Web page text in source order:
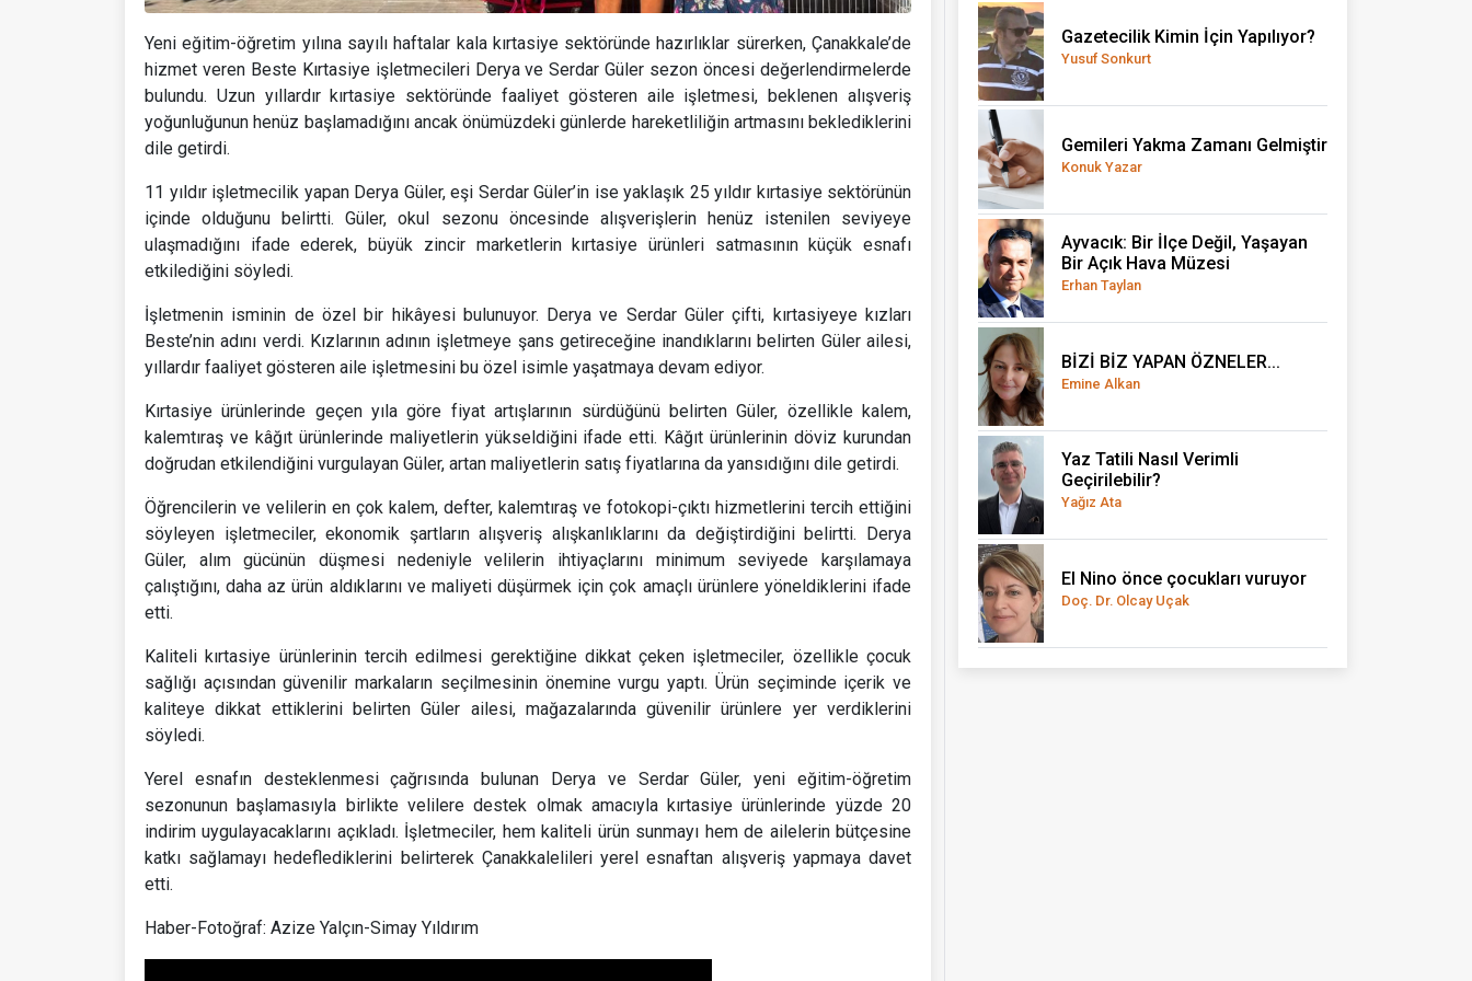
Yeni eğitim-öğretim yılına sayılı haftalar kala kırtasiye sektöründe hazırlıklar sürerken, Çanakkale’de
hizmet veren Beste Kırtasiye işletmecileri Derya ve Serdar Güler sezon öncesi değerlendirmelerde
bulundu. Uzun yıllardır kırtasiye sektöründe faaliyet gösteren aile işletmesi, beklenen alışveriş
yoğunluğunun henüz başlamadığını ancak önümüzdeki günlerde hareketliliğin artmasını beklediklerini
dile getirdi.
11 yıldır işletmecilik yapan Derya Güler, eşi Serdar Güler’in ise yaklaşık 25 yıldır kırtasiye sektörünün
içinde olduğunu belirtti. Güler, okul sezonu öncesinde alışverişlerin henüz istenilen seviyeye
ulaşmadığını ifade ederek, büyük zincir marketlerin kırtasiye ürünleri satmasının küçük esnafı
etkilediğini söyledi.
İşletmenin isminin de özel bir hikâyesi bulunuyor. Derya ve Serdar Güler çifti, kırtasiyeye kızları
Beste’nin adını verdi. Kızlarının adının işletmeye şans getireceğine inandıklarını belirten Güler ailesi,
yıllardır faaliyet gösteren aile işletmesini bu özel isimle yaşatmaya devam ediyor.
Kırtasiye ürünlerinde geçen yıla göre fiyat artışlarının sürdüğünü belirten Güler, özellikle kalem,
kalemtıraş ve kâğıt ürünlerinde maliyetlerin yükseldiğini ifade etti. Kâğıt ürünlerinin döviz kurundan
doğrudan etkilendiğini vurgulayan Güler, artan maliyetlerin satış fiyatlarına da yansıdığını dile getirdi.
Öğrencilerin ve velilerin en çok kalem, defter, kalemtıraş ve fotokopi-çıktı hizmetlerini tercih ettiğini
söyleyen işletmeciler, ekonomik şartların alışveriş alışkanlıklarını da değiştirdiğini belirtti. Derya
Güler, alım gücünün düşmesi nedeniyle velilerin ihtiyaçlarını minimum seviyede karşılamaya
çalıştığını, daha az ürün aldıklarını ve maliyeti düşürmek için çok amaçlı ürünlere yöneldiklerini ifade
etti.
Kaliteli kırtasiye ürünlerinin tercih edilmesi gerektiğine dikkat çeken işletmeciler, özellikle çocuk
sağlığı açısından güvenilir markaların seçilmesinin önemine vurgu yaptı. Ürün seçiminde içerik ve
kaliteye dikkat ettiklerini belirten Güler ailesi, mağazalarında güvenilir ürünlere yer verdiklerini
söyledi.
Yerel esnafın desteklenmesi çağrısında bulunan Derya ve Serdar Güler, yeni eğitim-öğretim
sezonunun başlamasıyla birlikte velilere destek olmak amacıyla kırtasiye ürünlerinde yüzde 20
indirim uygulayacaklarını açıkladı. İşletmeciler, hem kaliteli ürün sunmayı hem de ailelerin bütçesine
katkı sağlamayı hedeflediklerini belirterek Çanakkalelileri yerel esnaftan alışveriş yapmaya davet
etti.
Haber-Fotoğraf: Azize Yalçın-Simay Yıldırım
Gazetecilik Kimin İçin Yapılıyor?
Yusuf Sonkurt
Gemileri Yakma Zamanı Gelmiştir
Konuk Yazar
Ayvacık: Bir İlçe Değil, Yaşayan
Bir Açık Hava Müzesi
Erhan Taylan
BİZİ BİZ YAPAN ÖZNELER...
Emine Alkan
Yaz Tatili Nasıl Verimli
Geçirilebilir?
Yağız Ata
El Nino önce çocukları vuruyor
Doç. Dr. Olcay Uçak